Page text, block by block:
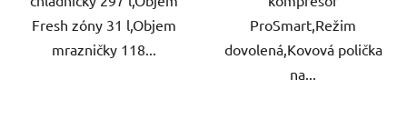
Fresh zóny 31 l,Objem
mrazničky 118...
ProSmart,Režim
dovolená,Kovová polička
na...